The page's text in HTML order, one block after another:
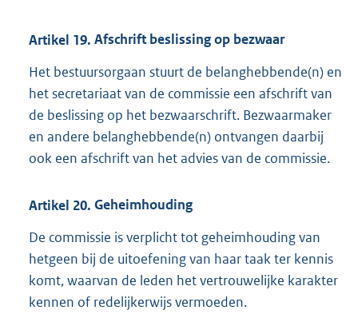
Artikel 19. Afschrift beslissing op bezwaar
Het bestuursorgaan stuurt de belanghebbende(n) en
het secretariaat van de commissie een afschrift van
de beslissing op het bezwaarschrift. Bezwaarmaker
en andere belanghebbende(n) ontvangen daarbij
ook een afschrift van het advies van de commissie.
Artikel 20. Geheimhouding
De commissie is verplicht tot geheimhouding van
hetgeen bij de uitoefening van haar taak ter kennis
komt, waarvan de leden het vertrouwelijke karakter
kennen of redelijkerwijs vermoeden.